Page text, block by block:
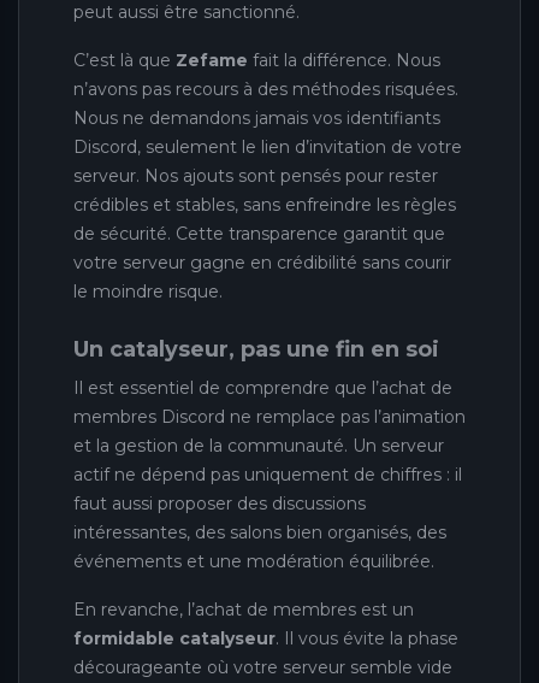
peut aussi être sanctionné.
C’est là que Zefame fait la différence. Nous
n’avons pas recours à des méthodes risquées.
Nous ne demandons jamais vos identifiants
Discord, seulement le lien d’invitation de votre
serveur. Nos ajouts sont pensés pour rester
crédibles et stables, sans enfreindre les règles
de sécurité. Cette transparence garantit que
votre serveur gagne en crédibilité sans courir
le moindre risque.
Un catalyseur, pas une fin en soi
Il est essentiel de comprendre que l’achat de
membres Discord ne remplace pas l’animation
et la gestion de la communauté. Un serveur
actif ne dépend pas uniquement de chiffres : il
faut aussi proposer des discussions
intéressantes, des salons bien organisés, des
événements et une modération équilibrée.
En revanche, l’achat de membres est un
formidable catalyseur. Il vous évite la phase
décourageante où votre serveur semble vide